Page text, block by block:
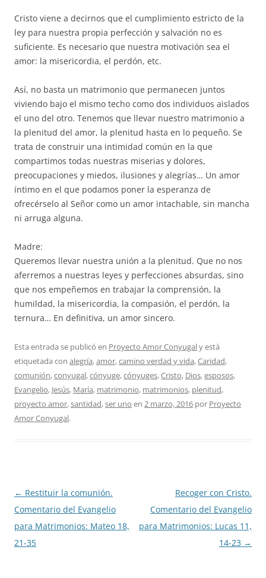
Cristo viene a decirnos que el cumplimiento estricto de la
ley para nuestra propia perfección y salvación no es
suficiente. Es necesario que nuestra motivación sea el
amor: la misericordia, el perdón, etc.
Así, no basta un matrimonio que permanecen juntos
viviendo bajo el mismo techo como dos individuos aislados
el uno del otro. Tenemos que llevar nuestro matrimonio a
la plenitud del amor, la plenitud hasta en lo pequeño. Se
trata de construir una intimidad común en la que
compartimos todas nuestras miserias y dolores,
preocupaciones y miedos, ilusiones y alegrías… Un amor
íntimo en el que podamos poner la esperanza de
ofrecérselo al Señor como un amor intachable, sin mancha
ni arruga alguna.
Madre:
Queremos llevar nuestra unión a la plenitud. Que no nos
aferremos a nuestras leyes y perfecciones absurdas, sino
que nos empeñemos en trabajar la comprensión, la
humildad, la misericordia, la compasión, el perdón, la
ternura… En definitiva, un amor sincero.
Esta entrada se publicó en Proyecto Amor Conyugaly está
etiquetada con alegría,amor,camino verdad y vida,Caridad,
comunión,conyugal,cónyuge,cónyuges,Cristo, Dios,esposos,
Evangelio, Jesús, María, matrimonio, matrimonios, plenitud,
proyecto amor,santidad,ser uno en 2 marzo, 2016 por Proyecto
Amor Conyugal.
Navegación
de
entradas
← Restituir la comunión.
Comentario del Evangelio
para Matrimonios: Mateo 18,
21-35
Recoger con Cristo.
Comentario del Evangelio
para Matrimonios: Lucas 11,
14-23 →